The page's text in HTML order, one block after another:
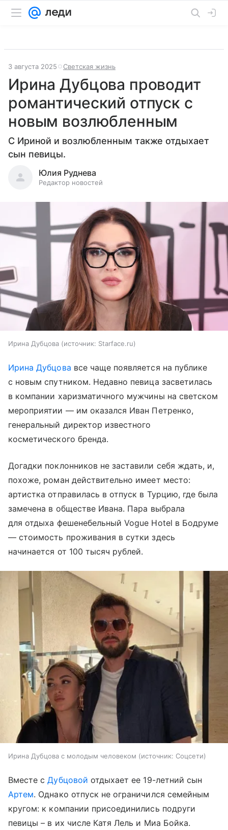
3 августа 2025 Светская жизнь
Ирина Дубцова проводит
романтический отпуск с
новым возлюбленным
С Ириной и возлюбленным также отдыхает
сын певицы.
Юлия Руднева
Редактор новостей
Ирина Дубцова источник: Starface.ru
Ирина Дубцова все чаще появляется на публике
с новым спутником. Недавно певица засветилась
в компании харизматичного мужчины на светском
мероприятии — им оказался Иван Петренко,
генеральный директор известного
косметического бренда.
Догадки поклонников не заставили себя ждать, и,
похоже, роман действительно имеет место:
артистка отправилась в отпуск в Турцию, где была
замечена в обществе Ивана. Пара выбрала
для отдыха фешенебельный Vogue Hotel в Бодруме
— стоимость проживания в сутки здесь
начинается от 100 тысяч рублей.
Ирина Дубцова с молодым человеком источник: Соцсети
Вместе сДубцовой отдыхает ее 19-летний сын
Артем. Однако отпуск не ограничился семейным
кругом: к компании присоединились подруги
певицы – в их числе Катя Лель и Миа Бойка.